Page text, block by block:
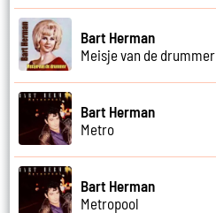
Bart Herman
Meisje van de drummer
Bart Herman
Metro
Bart Herman
Metropool